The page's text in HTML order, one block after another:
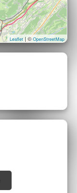
Leaflet | ©OpenStreetMap